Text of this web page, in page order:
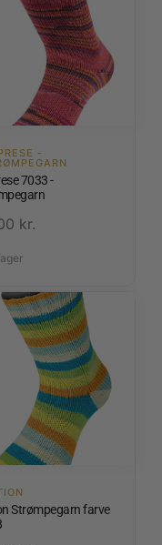
-
7033 -
kr.
Strømpegarn farve